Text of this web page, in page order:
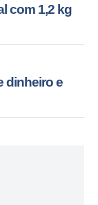
com 1,2 kg
dinheiro e